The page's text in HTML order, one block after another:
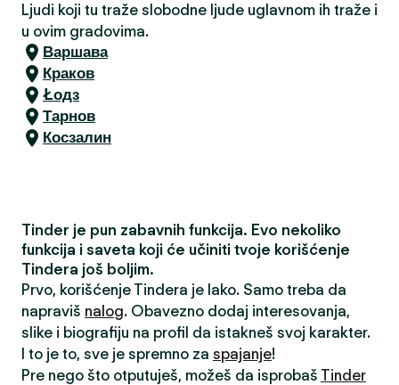
Ljudi koji tu traže slobodne ljude uglavnom ih traže i
u ovim gradovima.
Варшава
Краков
Łодз
Тарнов
Косзалин
Tinder je pun zabavnih funkcija. Evo nekoliko
funkcija i saveta koji će učiniti tvoje korišćenje
Tindera još boljim.
Prvo, korišćenje Tindera je lako. Samo treba da
napraviš nalog. Obavezno dodaj interesovanja,
slike i biografiju na profil da istakneš svoj karakter.
I to je to, sve je spremno za spajanje!
Pre nego što otputuješ, možeš da isprobaš Tinder